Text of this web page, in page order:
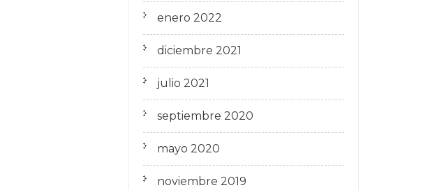
enero 2022
diciembre 2021
julio 2021
septiembre 2020
mayo 2020
noviembre 2019